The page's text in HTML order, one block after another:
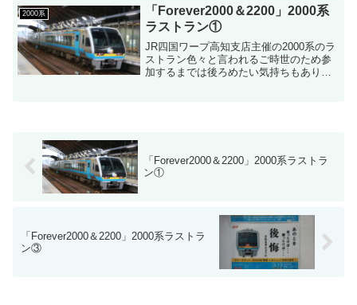
なっていましたが、これから復路になる
ため貫通型(21...
2000系
「Forever2000＆2200」2000系
ラストラン①
JR四国ワープ高知支店主催の2000系のラ
ストラン色々と言われるご時世のため参
加するまでは後ろめたい気持ちもありま
「Forever2000＆2200」2000系ラストラ
ン①
「Forever2000＆2200」2000系ラストラ
ン③